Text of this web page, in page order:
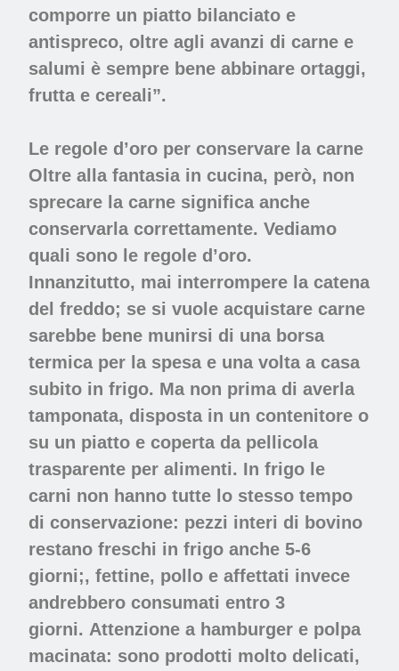
comporre un piatto bilanciato e
antispreco, oltre agli avanzi di carne e
salumi è sempre bene abbinare ortaggi,
frutta e cereali”.
Le regole d’oro per conservare la carne
Oltre alla fantasia in cucina, però, non
sprecare la carne significa anche
conservarla correttamente. Vediamo
quali sono le regole d’oro.
Innanzitutto, mai interrompere la catena
del freddo; se si vuole acquistare carne
sarebbe bene munirsi di una borsa
termica per la spesa e una volta a casa
subito in frigo. Ma non prima di averla
tamponata, disposta in un contenitore o
su un piatto e coperta da pellicola
trasparente per alimenti. In frigo le
carni non hanno tutte lo stesso tempo
di conservazione: pezzi interi di bovino
restano freschi in frigo anche 5-6
giorni;, fettine, pollo e affettati invece
andrebbero consumati entro 3
giorni. Attenzione a hamburger e polpa
macinata: sono prodotti molto delicati,